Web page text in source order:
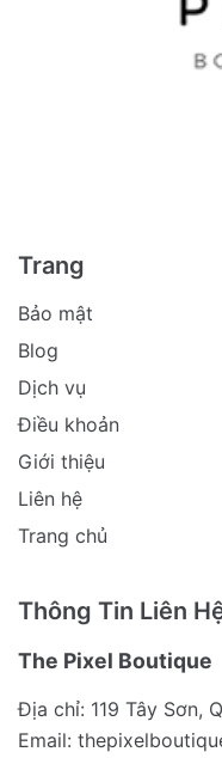
Trang
Bảo mật
Blog
Dịch vụ
Điều khoản
Giới thiệu
Liên hệ
Trang chủ
Thông Tin Liên
The Pixel Boutique
Địa chỉ: 119 Tây Sơn,
Email: